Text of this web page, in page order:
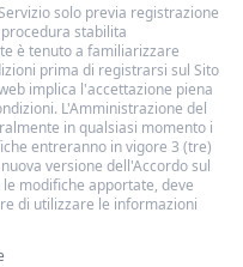
solo previa registrazione
stabilita
è tenuto a familiarizzare
prima di registrarsi sul Sito
implica l'accettazione piena
L'Amministrazione del
in qualsiasi momento i
entreranno in vigore 3 (tre)
versione dell'Accordo sul
modifiche apportate, deve
di utilizzare le informazioni